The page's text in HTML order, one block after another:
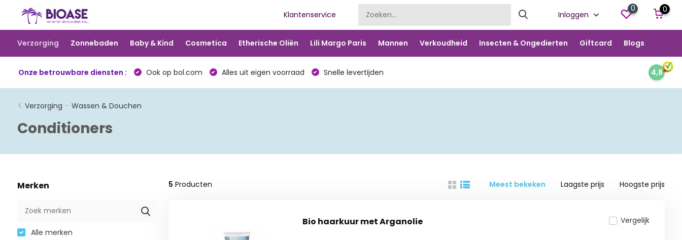
Klantenservice Inloggen
0 0
Verzorging Zonnebaden Baby & Kind Cosmetica Etherische Oliën Lili Margo Paris Mannen Verkoudheid Insecten & Ongedierten Giftcard Blogs
Onze betrouwbare diensten : Ook op bol.com Alles uit eigen voorraad Snelle levertijden 4,8
Verzorging - Wassen & Douchen
Conditioners
Merken
Alle merken
5 Producten Meest bekeken Laagste prijs Hoogste prijs
Bio haarkuur met Arganolie Vergelijk